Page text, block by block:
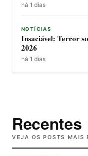
Recentes
VEJA OS POSTS MAIS
há 1 dias
NOTÍCIAS
Insaciável: Terror
2026
há 1 dias